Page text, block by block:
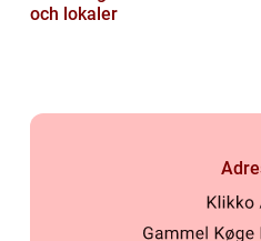
och lokaler